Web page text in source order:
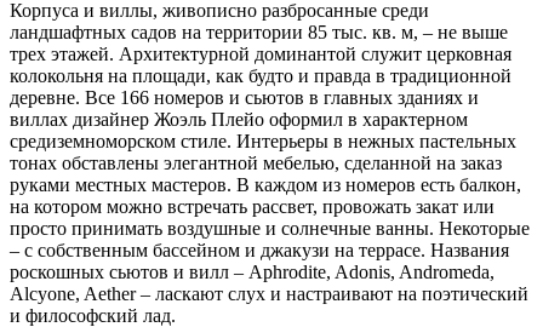
Корпуса и виллы, живописно разбросанные среди
ландшафтных садов на территории 85 тыс. кв. м, – не выше
трех этажей. Архитектурной доминантой служит церковная
колокольня на площади, как будто и правда в традиционной
деревне. Все 166 номеров и сьютов в главных зданиях и
виллах дизайнер Жоэль Плейо оформил в характерном
средиземноморском стиле. Интерьеры в нежных пастельных
тонах обставлены элегантной мебелью, сделанной на заказ
руками местных мастеров. В каждом из номеров есть балкон,
на котором можно встречать рассвет, провожать закат или
просто принимать воздушные и солнечные ванны. Некоторые
– с собственным бассейном и джакузи на террасе. Названия
роскошных сьютов и вилл – Aphrodite, Adonis, Andromeda,
Alcyone, Aether – ласкают слух и настраивают на поэтический
и философский лад.